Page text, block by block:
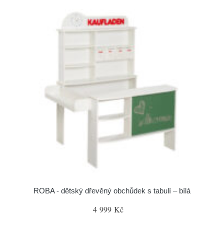
ROBA - dětský dřevěný obchůdek s tabulí – bílá
4 999 Kč